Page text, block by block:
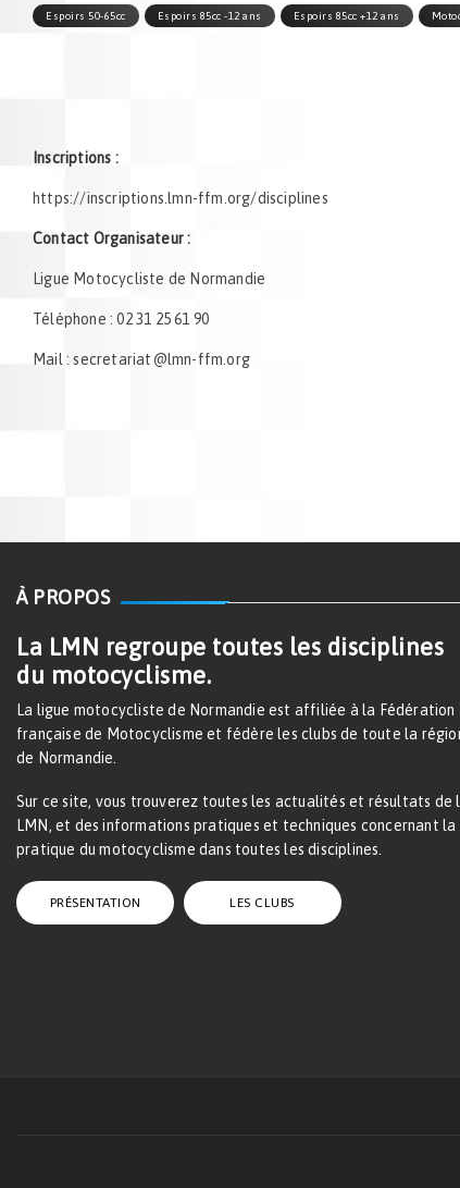
Espoirs 50-65cc Espoirs 85cc -12 ans Espoirs 85cc +12 ans
Inscriptions :
https://inscriptions.lmn-ffm.org/disciplines
Contact Organisateur :
Ligue Motocycliste de Normandie
Téléphone : 02 31 25 61 90
Mail : secretariat@lmn-ffm.org
À PROPOS
La LMN regroupe toutes les disciplines
du motocyclisme.
La ligue motocycliste de Normandie est affiliée à la Fédération
française de Motocyclisme et fédère les clubs de toute la
de Normandie.
Sur ce site, vous trouverez toutes les actualités et résultats de
LMN, et des informations pratiques et techniques concernant la
pratique du motocyclisme dans toutes les disciplines.
PRÉSENTATION LES CLUBS